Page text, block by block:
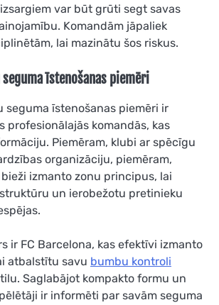
var būt grūti segt savas
Komandām jāpaliek
lai mazinātu šos riskus.
īstenošanas piemēri
seguma īstenošanas piemēri ir
profesionālajās komandās, kas
Piemēram, klubi ar spēcīgu
organizāciju, piemēram,
izmanto zonu principus, lai
un ierobežotu pretinieku
ir FC Barcelona, kas efektīvi izmanto
atbalstītu savu bumbu kontroli
Saglabājot kompakto formu un
ir informēti par savām seguma